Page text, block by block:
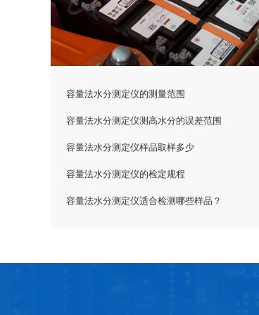
容量法水分测定仪的测量范围
容量法水分测定仪测高水分的误差范围
容量法水分测定仪样品取样多少
容量法水分测定仪的检定规程
容量法水分测定仪适合检测哪些样品？